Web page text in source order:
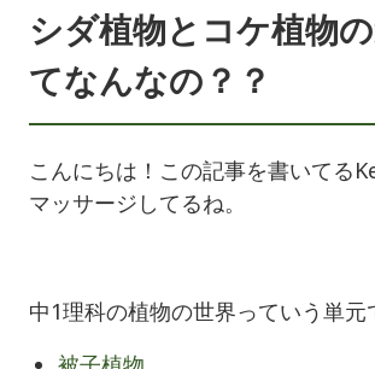
シダ植物とコケ植物
てなんなの？？
こんにちは！この記事を書いてる
マッサージしてるね。
中1理科の植物の世界っていう単元